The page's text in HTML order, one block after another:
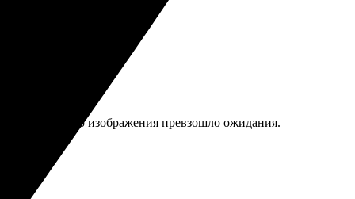
Качество изображения превзошло ожидания.